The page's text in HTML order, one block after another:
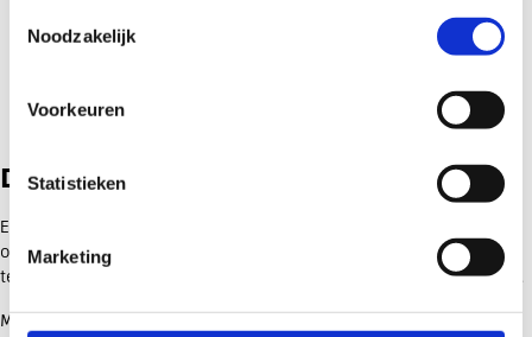
Noodzakelijk
Voorkeuren
Statistieken
Marketing
Zo ontstaat er een brug tussen en
aanbod
De rol van een interne talentpool
Een interne talentpool helpt organisaties om talent niet pas te
ontdekken wanneer een vacature ontstaat, maar continu inzicht
te houden in medewerkers die klaar zijn voor een volgende stap.
Met een interne talentpool: